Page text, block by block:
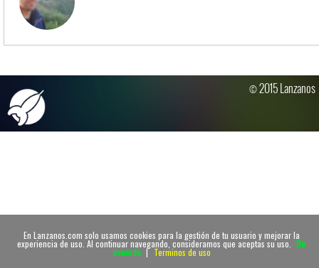
En Lanzanos.com solo usamos cookies para la gestión de tu usuario y mejorar la
experiencia de uso. Al continuar navegando, consideramos que aceptas su uso. De
acuerdo | Terminos de uso
© 2015 Lanzanos